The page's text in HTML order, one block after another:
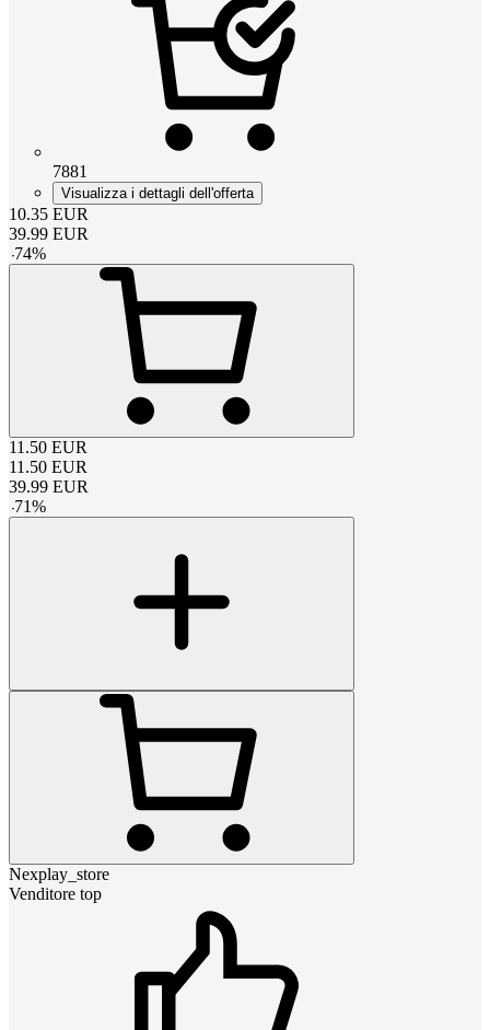
7881
Visualizza i dettagli dell'offerta
10.35 EUR
39.99 EUR
-74%
11.50 EUR
11.50 EUR
39.99 EUR
-71%
Nexplay_store
Venditore top